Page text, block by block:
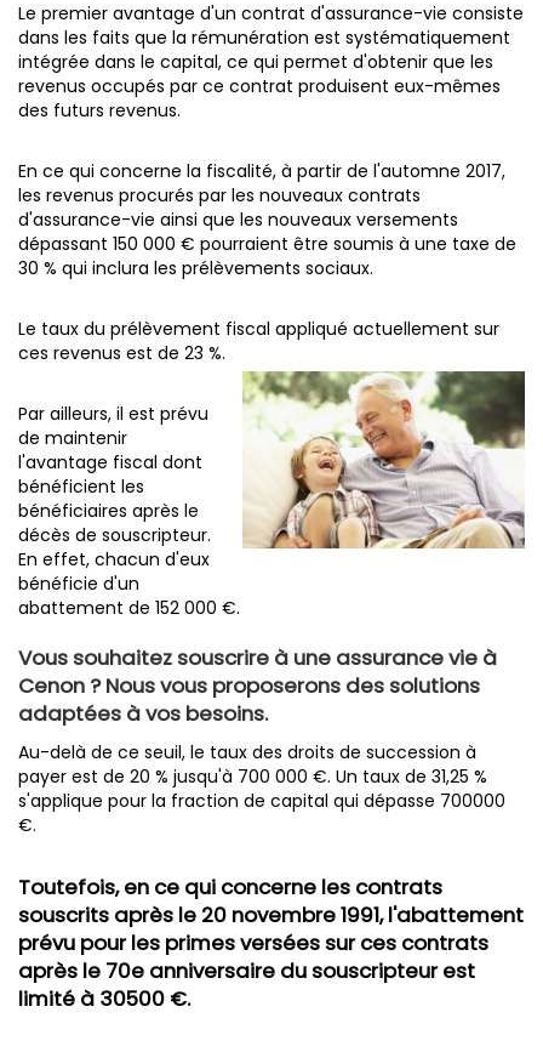
Le premier avantage d'un contrat d'assurance-vie consiste
dans les faits que la rémunération est systématiquement
intégrée dans le capital, ce qui permet d'obtenir que les
revenus occupés par ce contrat produisent eux-mêmes
des futurs revenus.
En ce qui concerne la fiscalité, à partir de l'automne 2017,
les revenus procurés par les nouveaux contrats
d'assurance-vie ainsi que les nouveaux versements
dépassant 150 000 € pourraient être soumis à une taxe de
30 % qui inclura les prélèvements sociaux.
Le taux du prélèvement fiscal appliqué actuellement sur
ces revenus est de 23 %.
Par ailleurs, il est prévu
de maintenir
l'avantage fiscal dont
bénéficient les
bénéficiaires après le
décès de souscripteur.
En effet, chacun d'eux
bénéficie d'un
abattement de 152 000 €.
Vous souhaitez souscrire à une assurance vie à
Cenon ? Nous vous proposerons des solutions
adaptées à vos besoins.
Au-delà de ce seuil, le taux des droits de succession à
payer est de 20 % jusqu'à 700 000 €. Un taux de 31,25 %
s'applique pour la fraction de capital qui dépasse 700000
€.
Toutefois, en ce qui concerne les contrats
souscrits après le 20 novembre 1991, l'abattement
prévu pour les primes versées sur ces contrats
après le 70e anniversaire du souscripteur est
limité à 30500 €.